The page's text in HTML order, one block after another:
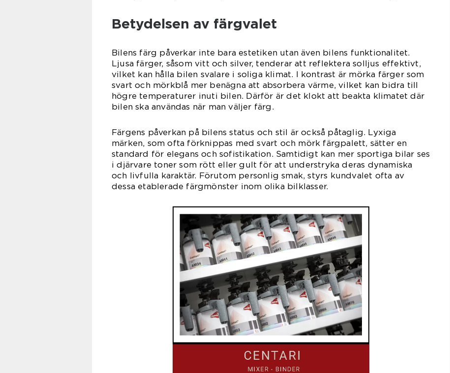
Betydelsen av färgvalet
Bilens färg påverkar inte bara estetiken utan även bilens funktionalitet.
Ljusa färger, såsom vitt och silver, tenderar att reflektera solljus effektivt,
vilket kan hålla bilen svalare i soliga klimat. I kontrast är mörka färger som
svart och mörkblå mer benägna att absorbera värme, vilket kan bidra till
högre temperaturer inuti bilen. Därför är det klokt att beakta klimatet där
bilen ska användas när man väljer färg.
Färgens påverkan på bilens status och stil är också påtaglig. Lyxiga
märken, som ofta förknippas med svart och mörk färgpalett, sätter en
standard för elegans och sofistikation. Samtidigt kan mer sportiga bilar ses
i djärvare toner som rött eller gult för att understryka deras dynamiska
och livfulla karaktär. Förutom personlig smak, styrs kundvalet ofta av
dessa etablerade färgmönster inom olika bilklasser.